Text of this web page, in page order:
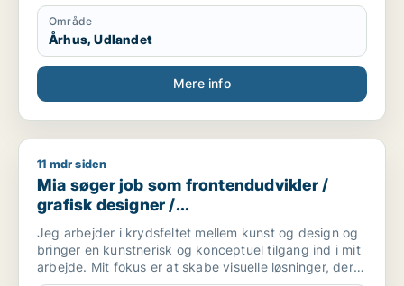
Område
Århus, Udlandet
Mere info
Mia søger job som frontendudvikler / grafisk designer /
11 mdr siden
Mia søger job som frontendudvikler /
grafisk designer /
kommunikationsmedarbejder / kreativ
medarbejder
Jeg arbejder i krydsfeltet mellem kunst og design og
bringer en kunstnerisk og konceptuel tilgang ind i mit
arbejde. Mit fokus er at skabe visuelle løsninger, der